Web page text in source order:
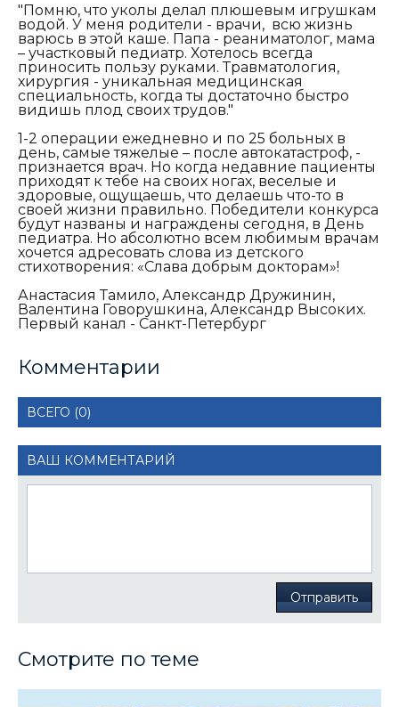
"Помню, что уколы делал плюшевым игрушкам
водой. У меня родители - врачи, всю жизнь
варюсь в этой каше. Папа - реаниматолог, мама
– участковый педиатр. Хотелось всегда
приносить пользу руками. Травматология,
хирургия - уникальная медицинская
специальность, когда ты достаточно быстро
видишь плод своих трудов."
1-2 операции ежедневно и по 25 больных в
день, самые тяжелые – после автокатастроф, -
признается врач. Но когда недавние пациенты
приходят к тебе на своих ногах, веселые и
здоровые, ощущаешь, что делаешь что-то в
своей жизни правильно. Победители конкурса
будут названы и награждены сегодня, в День
педиатра. Но абсолютно всем любимым врачам
хочется адресовать слова из детского
стихотворения: «Слава добрым докторам»!
Анастасия Тамило, Александр Дружинин,
Валентина Говорушкина, Александр Высоких.
Первый канал - Санкт-Петербург
Комментарии
ВСЕГО (0)
ВАШ КОММЕНТАРИЙ
Отправить
Смотрите по теме